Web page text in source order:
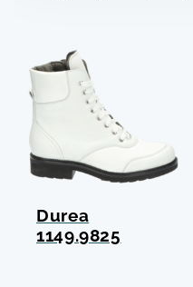
Durea
1149.9825